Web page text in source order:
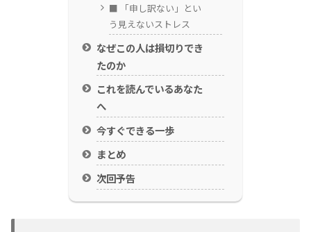
■ 「申し訳ない」とい
う見えないストレス
なぜこの人は損切りでき
たのか
これを読んでいるあなた
へ
今すぐできる一歩
まとめ
次回予告